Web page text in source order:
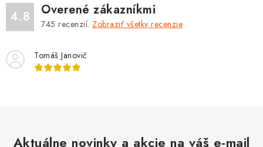
4.8 Overené zákazníkmi
745 recenzií. Zobraziť všetky recenzie
Tomáš Janovič
Aktuálne novinky a akcie na váš e-mail